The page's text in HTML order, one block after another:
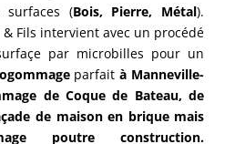
(Bois, Pierre, Métal).
& Fils intervient avec un procédé
par microbilles pour un
parfaità Manneville-
de Coque de Bateau, de
de maison en brique mais
poutre construction.